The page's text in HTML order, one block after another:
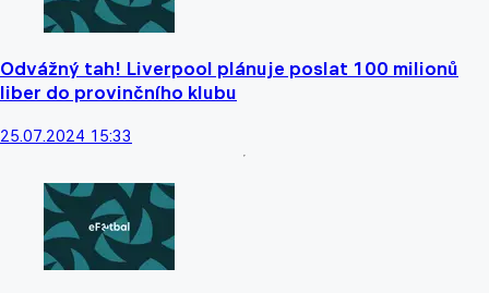
Odvážný tah! Liverpool plánuje poslat 100 milionů
liber do provinčního klubu
25.07.2024 15:33